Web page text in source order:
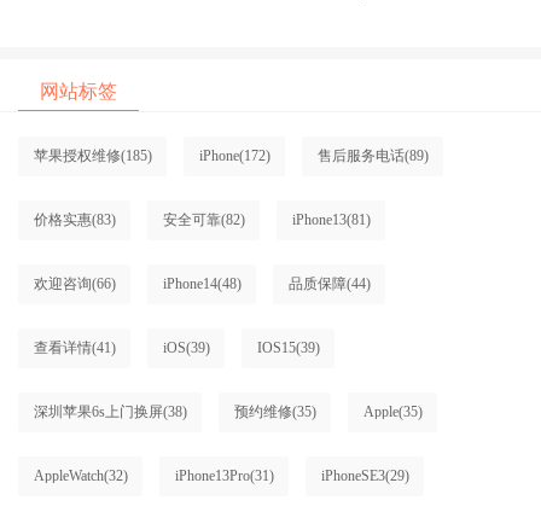
网站标签
苹果授权维修(185) iPhone(172) 售后服务电话(89)
价格实惠(83) 安全可靠(82) iPhone13(81)
欢迎咨询(66) iPhone14(48) 品质保障(44)
查看详情(41) iOS(39) IOS15(39)
深圳苹果6s上门换屏(38) 预约维修(35) Apple(35)
AppleWatch(32) iPhone13Pro(31) iPhoneSE3(29)